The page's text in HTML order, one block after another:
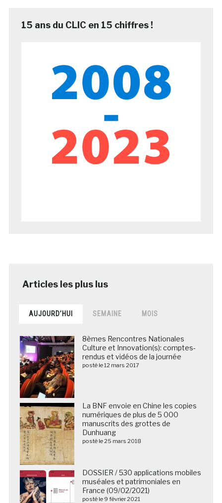
15 ans du CLIC en 15 chiffres !
AUJOURD’HUI SEMAINE MOIS
8èmes Rencontres Nationales
Culture et Innovation(s): comptes-
rendus et vidéos de la journée
posté le 12 mars 2017
La BNF envoie en Chine les copies
numériques de plus de 5 000
manuscrits des grottes de
Dunhuang
posté le 25 mars 2018
DOSSIER / 530 applications mobiles
muséales et patrimoniales en
France (09/02/2021)
posté le 9 février 2021